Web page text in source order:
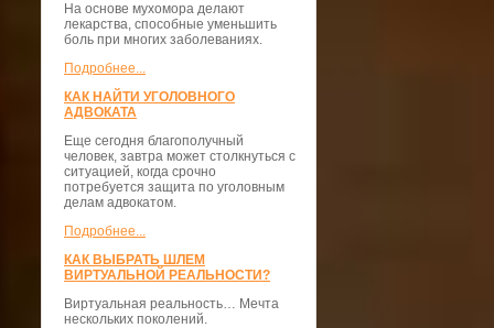
На основе мухомора делают
лекарства, способные уменьшить
боль при многих заболеваниях.
Подробнее...
КАК НАЙТИ УГОЛОВНОГО
АДВОКАТА
Еще сегодня благополучный
человек, завтра может столкнуться с
ситуацией, когда срочно
потребуется защита по уголовным
делам адвокатом.
Подробнее...
КАК ВЫБРАТЬ ШЛЕМ
ВИРТУАЛЬНОЙ РЕАЛЬНОСТИ?
Виртуальная реальность… Мечта
нескольких поколений.